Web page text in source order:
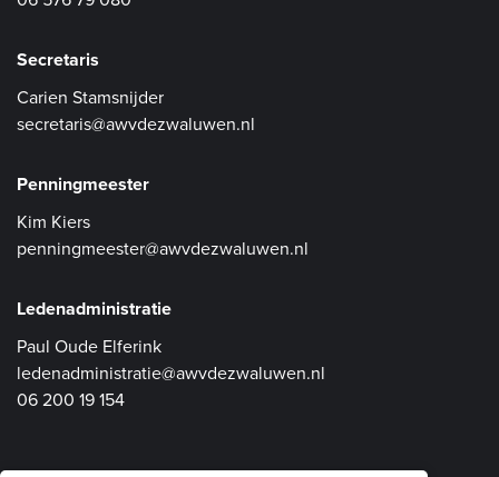
Secretaris
Carien Stamsnijder
secretaris@awvdezwaluwen.nl
Penningmeester
Kim Kiers
penningmeester@awvdezwaluwen.nl
Ledenadministratie
Paul Oude Elferink
ledenadministratie@awvdezwaluwen.nl
06 200 19 154